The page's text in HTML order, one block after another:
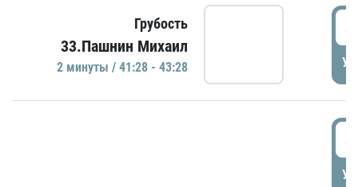
Грубость
33.Пашнин Михаил
2 минуты / 41:28 - 43:28